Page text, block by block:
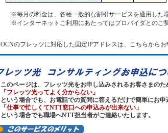
※毎月の料金は、各種一般的な割引サービスを適用した
※インターネットご利用にあたってはプロバイダとのご
OCNのフレッツに対応した固定IPアドレスは、こちらからお
このページは、フレッツ光をお申し込みされるお客さまのた
「フレッツ光ってよく分からない」
という場合でも、お電話での質問に答えるだけで簡単にお申
「仕事で忙しくてNTT窓口への申込みが出来ない」
という場合でも職場へNTT担当者がご連絡いたします。